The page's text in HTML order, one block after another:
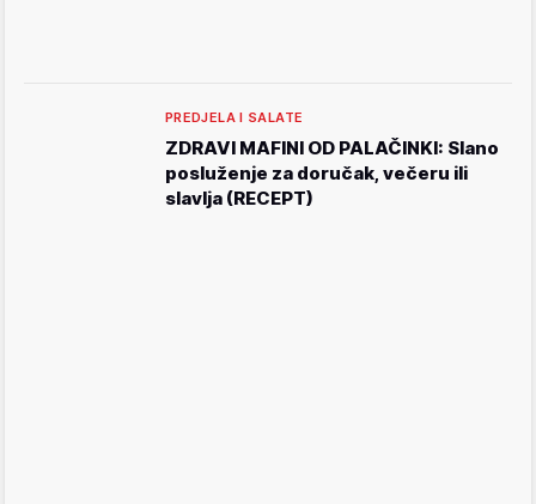
PREDJELA I SALATE
ZDRAVI MAFINI OD PALAČINKI: Slano
posluženje za doručak, večeru ili
slavlja (RECEPT)